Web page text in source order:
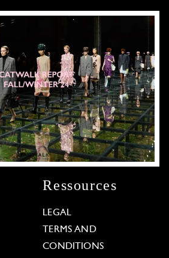
Ressources
LEGAL
TERMS AND
CONDITIONS